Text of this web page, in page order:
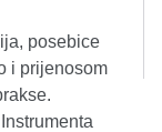
posebice
i prijenosom